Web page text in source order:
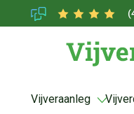
Vijveraanleg